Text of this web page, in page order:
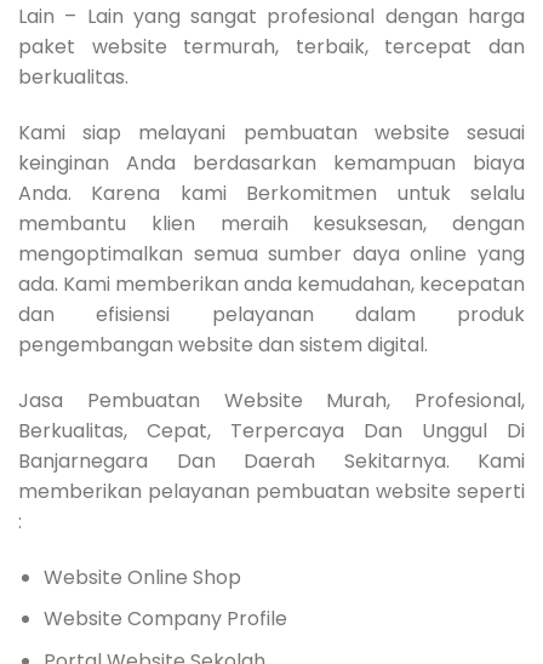
Lain – Lain yang sangat profesional dengan harga
paket website termurah, terbaik, tercepat dan
berkualitas.
Kami siap melayani pembuatan website sesuai
keinginan Anda berdasarkan kemampuan biaya
Anda. Karena kami Berkomitmen untuk selalu
membantu klien meraih kesuksesan, dengan
mengoptimalkan semua sumber daya online yang
ada. Kami memberikan anda kemudahan, kecepatan
dan efisiensi pelayanan dalam produk
pengembangan website dan sistem digital.
Jasa Pembuatan Website Murah, Profesional,
Berkualitas, Cepat, Terpercaya Dan Unggul Di
Banjarnegara Dan Daerah Sekitarnya. Kami
memberikan pelayanan pembuatan website seperti
:
Website Online Shop
Website Company Profile